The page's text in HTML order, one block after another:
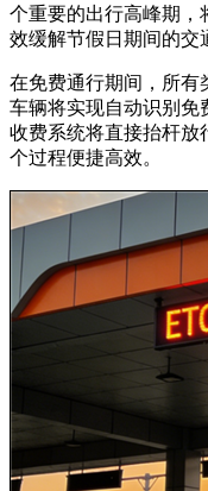
个重要的出行高峰期，
效缓解节假日期间的交
在免费通行期间，所有
车辆将实现自动识别免
收费系统将直接抬杆放
个过程便捷高效。